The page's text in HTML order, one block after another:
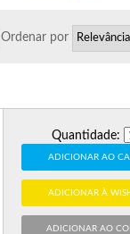
Ordenar por
Quantidade:
ADICIONAR AO
ADICIONAR À
ADICIONAR AO